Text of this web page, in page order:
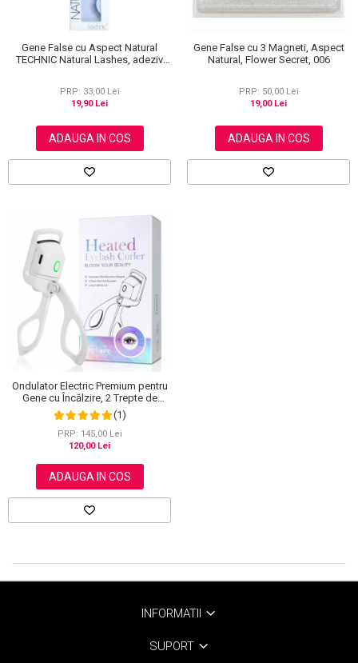
Gene False cu Aspect Natural
TECHNIC Natural Lashes, adeziv
PRP: 33,00 Lei
19,90 Lei
ADAUGA IN COS
Gene False cu 3 Magneti, Aspect
Natural, Flower Secret, 006
PRP: 50,00 Lei
19,00 Lei
ADAUGA IN COS
Ondulator Electric Premium pentru
Gene cu Încălzire, 2 Trepte de
Temperatură, Autonomie 24h
(1)
PRP: 145,00 Lei
120,00 Lei
ADAUGA IN COS
INFORMATII
SUPORT